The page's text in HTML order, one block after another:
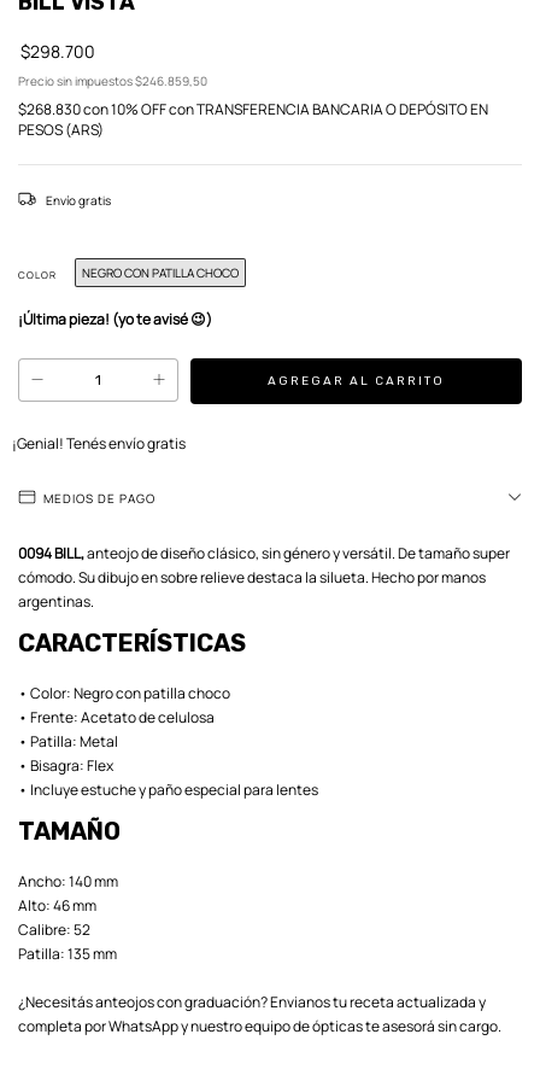
$298.700
Precio sin impuestos$246.859,50
$268.830con10% OFF con TRANSFERENCIA BANCARIA O DEPÓSITO EN
PESOS (ARS)
Envío gratis
COLOR NEGRO CON PATILLA CHOCO
¡Última pieza! (yo te avisé 😉)
¡Genial! Tenés envío gratis
MEDIOS DE PAGO
0094 BILL,anteojo de diseño clásico, sin género y versátil. De tamaño super
cómodo. Su dibujo en sobre relieve destaca la silueta. Hecho por manos
argentinas.
CARACTERÍSTICAS
• Color: Negro con patilla choco
• Frente: Acetato de celulosa
• Patilla: Metal
• Bisagra: Flex
• Incluye estuche y paño especial para lentes
TAMAÑO
Ancho: 140 mm
Alto: 46 mm
Calibre: 52
Patilla: 135 mm
¿Necesitás anteojos con graduación? Envianos tu receta actualizada y
completa por WhatsApp y nuestro equipo de ópticas te asesorá sin cargo.